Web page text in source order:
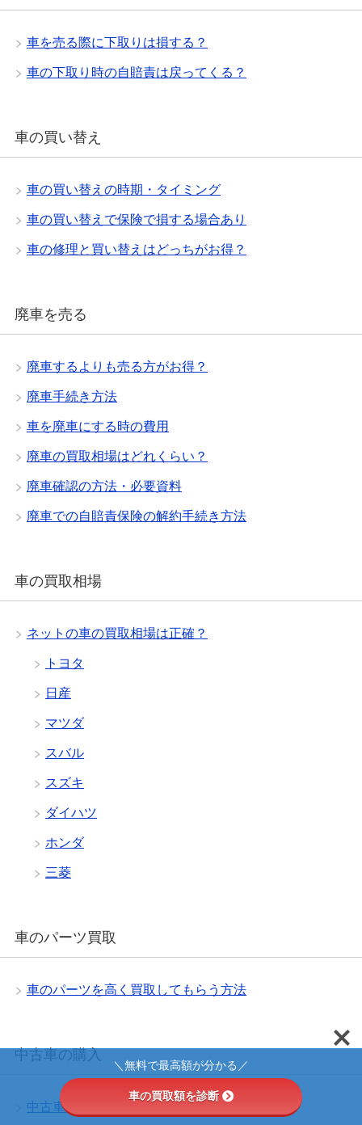
車を売る際に下取りは損する？
車の下取り時の自賠責は戻ってくる？
車の買い替え
車の買い替えの時期・タイミング
車の買い替えで保険で損する場合あり
車の修理と買い替えはどっちがお得？
廃車を売る
廃車するよりも売る方がお得？
廃車手続き方法
車を廃車にする時の費用
廃車の買取相場はどれくらい？
廃車確認の方法・必要資料
廃車での自賠責保険の解約手続き方法
車の買取相場
ネットの車の買取相場は正確？
トヨタ
日産
マツダ
スバル
スズキ
ダイハツ
ホンダ
三菱
車のパーツ買取
車のパーツを高く買取してもらう方法
中古車の購入
中古車購入の4つの流れ
＼無料で最高額が分かる／
車の買取額を診断